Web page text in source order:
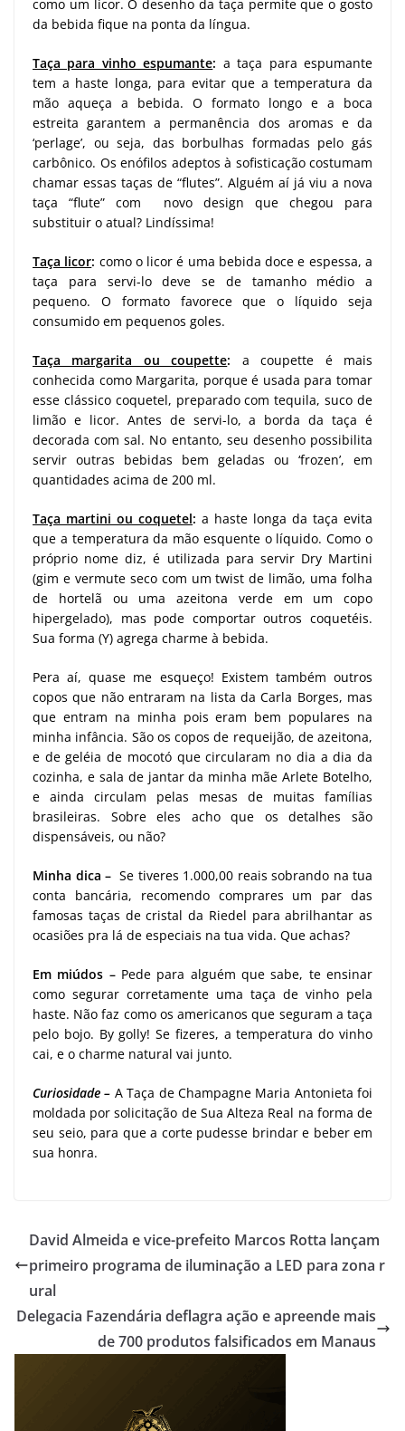
como um licor. O desenho da taça permite que o gosto
da bebida fique na ponta da língua.
Taça para vinho espumante: a taça para espumante
tem a haste longa, para evitar que a temperatura da
mão aqueça a bebida. O formato longo e a boca
estreita garantem a permanência dos aromas e da
‘perlage’, ou seja, das borbulhas formadas pelo gás
carbônico. Os enófilos adeptos à sofisticação costumam
chamar essas taças de “flutes”. Alguém aí já viu a nova
taça “flute” com novo design que chegou para
substituir o atual? Lindíssima!
Taça licor: como o licor é uma bebida doce e espessa, a
taça para servi-lo deve se de tamanho médio a
pequeno. O formato favorece que o líquido seja
consumido em pequenos goles.
Taça margarita ou coupette: a coupette é mais
conhecida como Margarita, porque é usada para tomar
esse clássico coquetel, preparado com tequila, suco de
limão e licor. Antes de servi-lo, a borda da taça é
decorada com sal. No entanto, seu desenho possibilita
servir outras bebidas bem geladas ou ‘frozen’, em
quantidades acima de 200 ml.
Taça martini ou coquetel: a haste longa da taça evita
que a temperatura da mão esquente o líquido. Como o
próprio nome diz, é utilizada para servir Dry Martini
(gim e vermute seco com um twist de limão, uma folha
de hortelã ou uma azeitona verde em um copo
hipergelado), mas pode comportar outros coquetéis.
Sua forma (Y) agrega charme à bebida.
Pera aí, quase me esqueço! Existem também outros
copos que não entraram na lista da Carla Borges, mas
que entram na minha pois eram bem populares na
minha infância. São os copos de requeijão, de azeitona,
e de geléia de mocotó que circularam no dia a dia da
cozinha, e sala de jantar da minha mãe Arlete Botelho,
e ainda circulam pelas mesas de muitas famílias
brasileiras. Sobre eles acho que os detalhes são
dispensáveis, ou não?
Minha dica – Se tiveres 1.000,00 reais sobrando na tua
conta bancária, recomendo comprares um par das
famosas taças de cristal da Riedel para abrilhantar as
ocasiões pra lá de especiais na tua vida. Que achas?
Em miúdos – Pede para alguém que sabe, te ensinar
como segurar corretamente uma taça de vinho pela
haste. Não faz como os americanos que seguram a taça
pelo bojo. By golly! Se fizeres, a temperatura do vinho
cai, e o charme natural vai junto.
Curiosidade – A Taça de Champagne Maria Antonieta foi
moldada por solicitação de Sua Alteza Real na forma de
seu seio, para que a corte pudesse brindar e beber em
sua honra.
David Almeida e vice-prefeito Marcos Rotta lançam
primeiro programa de iluminação a LED para zona r
ural
Delegacia Fazendária deflagra ação e apreende mais
de 700 produtos falsificados em Manaus